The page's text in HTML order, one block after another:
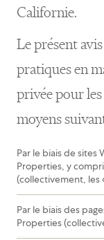
Californie.
Le présent
pratiques en
privée pour
moyens
Par le biais de sites
Properties, y
(collectivement, les
Par le biais des
Properties